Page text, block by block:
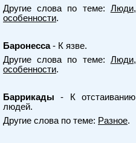
Другие слова по теме:
особенности.
Баронесса - К язве.
Другие слова по теме:
особенности.
Баррикады
- К
людей.
Другие слова по теме: Разное.